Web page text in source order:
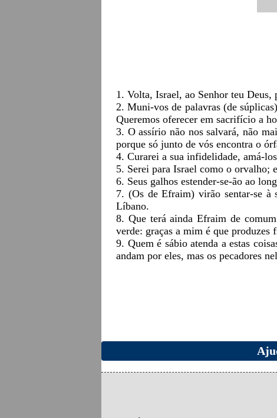
1. Volta, Israel, ao Senhor teu
2. Muni-vos de palavras (de
Queremos oferecer em sacrifício a
3. O assírio não nos salvará, não
porque só junto de vós encontra o
4. Curarei a sua infidelidade, amá-
5. Serei para Israel como o orvalho;
6. Seus galhos estender-se-ão ao
7. (Os de Efraim) virão sentar-se à
Líbano.
8. Que terá ainda Efraim de
verde: graças a mim é que produzes
9. Quem é sábio atenda a estas
andam por eles, mas os pecadores